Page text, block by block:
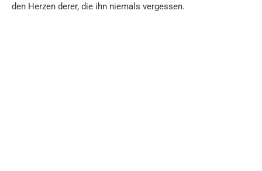
den Herzen derer, die ihn niemals vergessen.